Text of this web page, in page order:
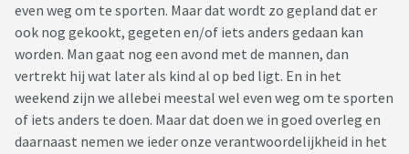
even weg om te sporten. Maar dat wordt zo gepland dat er
ook nog gekookt, gegeten en/of iets anders gedaan kan
worden. Man gaat nog een avond met de mannen, dan
vertrekt hij wat later als kind al op bed ligt. En in het
weekend zijn we allebei meestal wel even weg om te sporten
of iets anders te doen. Maar dat doen we in goed overleg en
daarnaast nemen we ieder onze verantwoordelijkheid in het